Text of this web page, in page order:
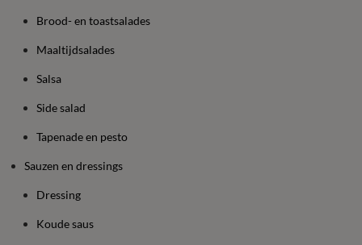
Brood- en toastsalades
Maaltijdsalades
Salsa
Side salad
Tapenade en pesto
Sauzen en dressings
Dressing
Koude saus